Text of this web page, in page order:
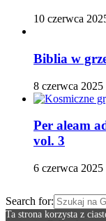
10 czerwca
Biblia w
8 czerwca 2025
Per aleam
vol. 3
6 czerwca 2025
Search for:
Ta strona korzysta z